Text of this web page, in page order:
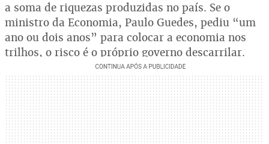
a soma de riquezas produzidas no país. Se o
ministro da Economia, Paulo Guedes, pediu “um
ano ou dois anos” para colocar a economia nos
trilhos, o risco é o próprio governo descarrilar.